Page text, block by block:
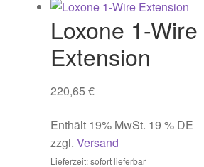
Loxone 1-Wire
Extension
220,65 €
Enthält 19% MwSt. 19 % DE
zzgl. Versand
Lieferzeit: sofort lieferbar